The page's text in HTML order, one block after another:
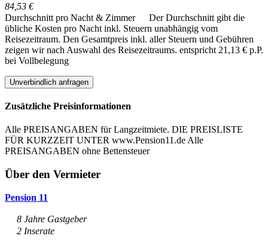
84,53 €
Durchschnitt pro Nacht & Zimmer
Der Durchschnitt gibt die
übliche Kosten pro Nacht inkl. Steuern unabhängig vom
Reisezeitraum. Den Gesamtpreis inkl. aller Steuern und Gebühren
zeigen wir nach Auswahl des Reisezeitraums. entspricht 21,13 € p.P.
bei Vollbelegung
Unverbindlich anfragen
Zusätzliche Preisinformationen
Alle PREISANGABEN für Langzeitmiete. DIE PREISLISTE
FÜR KURZZEIT UNTER www.Pension11.de Alle
PREISANGABEN ohne Bettensteuer
Über den Vermieter
Pension 11
8 Jahre Gastgeber
2 Inserate